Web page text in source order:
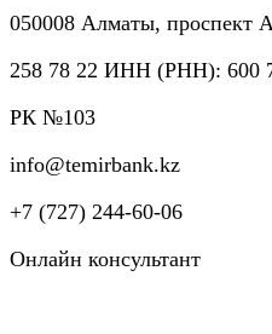
050008 Алматы, проспект
258 78 22 ИНН (РНН): 600
РК №103
info@temirbank.kz
+7 (727) 244-60-06
Онлайн консультант